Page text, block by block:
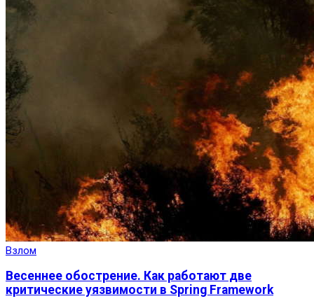
Взлом
Весеннее обострение. Как работают две
критические уязвимости в Spring Framework